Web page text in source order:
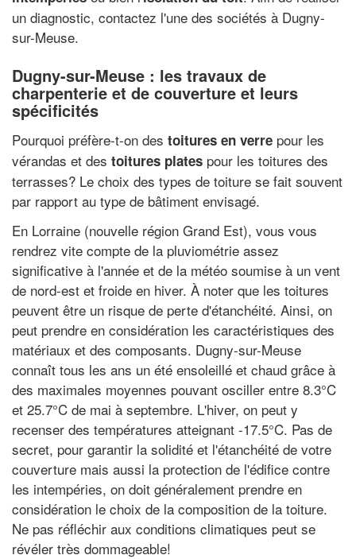
un diagnostic, contactez l'une des sociétés à Dugny-
sur-Meuse.
Dugny-sur-Meuse : les travaux de
charpenterie et de couverture et leurs
spécificités
Pourquoi préfère-t-on des toitures en verre pour les
vérandas et des toitures plates pour les toitures des
terrasses? Le choix des types de toiture se fait souvent
par rapport au type de bâtiment envisagé.
En Lorraine (nouvelle région Grand Est), vous vous
rendrez vite compte de la pluviométrie assez
significative à l'année et de la météo soumise à un vent
de nord-est et froide en hiver. À noter que les toitures
peuvent être un risque de perte d'étanchéité. Ainsi, on
peut prendre en considération les caractéristiques des
matériaux et des composants. Dugny-sur-Meuse
connaît tous les ans un été ensoleillé et chaud grâce à
des maximales moyennes pouvant osciller entre 8.3°C
et 25.7°C de mai à septembre. L'hiver, on peut y
recenser des températures atteignant -17.5°C. Pas de
secret, pour garantir la solidité et l'étanchéité de votre
couverture mais aussi la protection de l'édifice contre
les intempéries, on doit généralement prendre en
considération le choix de la composition de la toiture.
Ne pas réfléchir aux conditions climatiques peut se
révéler très dommageable!